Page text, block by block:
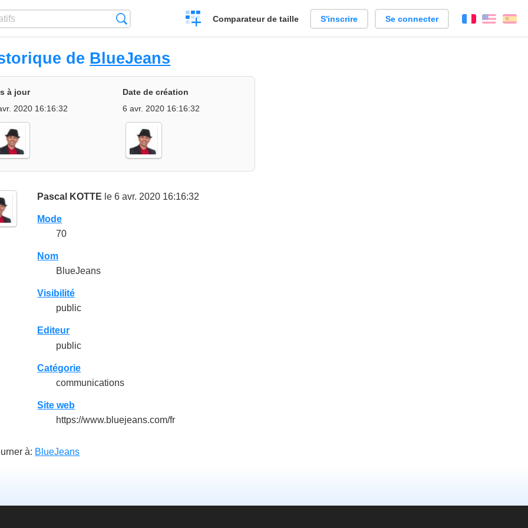
Créer
un
Comparateur de taille S'inscrire Se connecter FrançaisEnglish
de BlueJeans
à jour
2020 16:16:32
Date de création
6 avr. 2020 16:16:32
Pascal KOTTE le 6 avr. 2020 16:16:32
Mode
70
Nom
BlueJeans
Visibilité
public
Editeur
public
Catégorie
communications
Site web
https://www.bluejeans.com/fr
à: BlueJeans